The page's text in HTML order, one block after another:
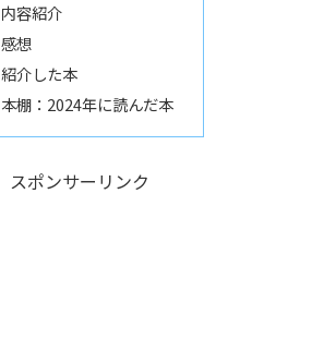
内容紹介
感想
紹介した本
本棚：2024年に読んだ本
スポンサーリンク